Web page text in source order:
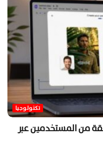
تكنولوجيا
من المستخدمين عبر